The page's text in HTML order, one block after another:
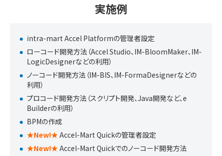
実施例
intra-mart Accel Platformの管理者設定
ローコード開発方法（Accel Studio、IM-BloomMaker、IM-
LogicDesignerなどの利用）
ノーコード開発方法（IM-BIS、IM-FormaDesignerなどの
利用）
プロコード開発方法（スクリプト開発、Java開発など、e
Builderの利用）
BPMの作成
★New!★Accel-Mart Quickの管理者設定
★New!★Accel-Mart Quickでのノーコード開発方法